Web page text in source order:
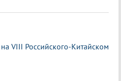
VIII Российского-Китайском